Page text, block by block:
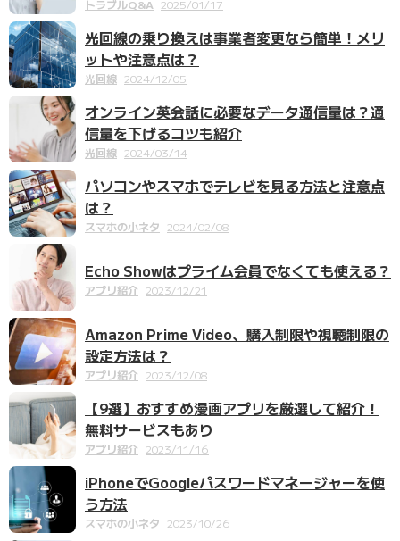
トラブルQ&A 2025/01/17
光回線の乗り換えは事業者変更なら簡単！メリ
ットや注意点は？
光回線 2024/12/05
オンライン英会話に必要なデータ通信量は？通
信量を下げるコツも紹介
光回線 2024/03/14
パソコンやスマホでテレビを見る方法と注意点
は？
スマホの小ネタ 2024/02/08
Echo Showはプライム会員でなくても使える？
アプリ紹介 2023/12/21
Amazon Prime Video、購入制限や視聴制限の
設定方法は？
アプリ紹介 2023/12/08
【9選】おすすめ漫画アプリを厳選して紹介！
無料サービスもあり
アプリ紹介 2023/11/16
iPhoneでGoogleパスワードマネージャーを使
う方法
スマホの小ネタ 2023/10/26